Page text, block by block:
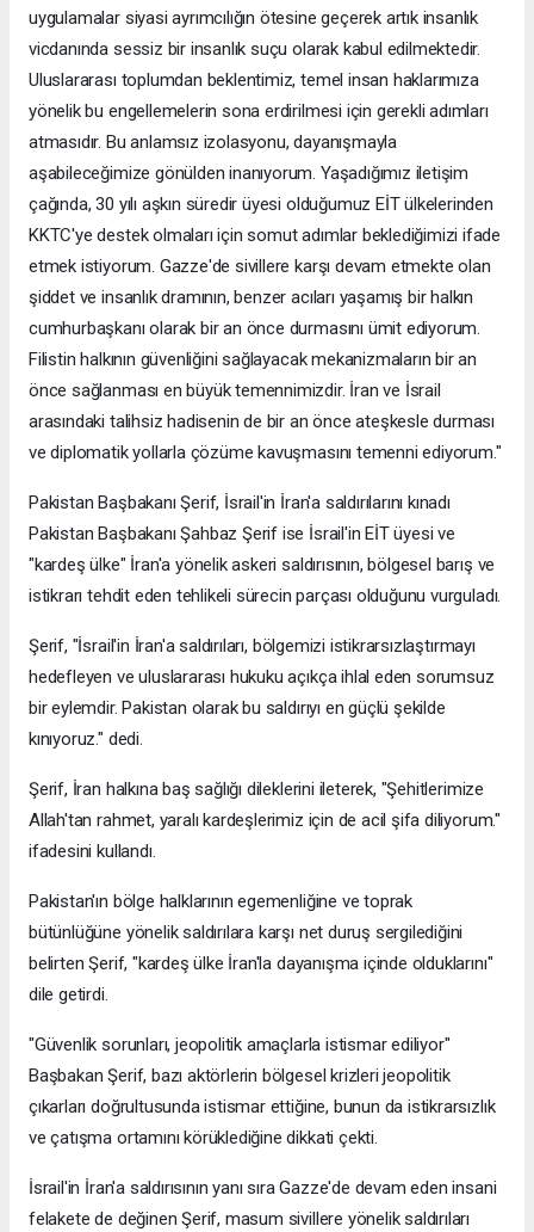
uygulamalar siyasi ayrımcılığın ötesine geçerek artık insanlık
vicdanında sessiz bir insanlık suçu olarak kabul edilmektedir.
Uluslararası toplumdan beklentimiz, temel insan haklarımıza
yönelik bu engellemelerin sona erdirilmesi için gerekli adımları
atmasıdır. Bu anlamsız izolasyonu, dayanışmayla
aşabileceğimize gönülden inanıyorum. Yaşadığımız iletişim
çağında, 30 yılı aşkın süredir üyesi olduğumuz EİT ülkelerinden
KKTC'ye destek olmaları için somut adımlar beklediğimizi ifade
etmek istiyorum. Gazze'de sivillere karşı devam etmekte olan
şiddet ve insanlık dramının, benzer acıları yaşamış bir halkın
cumhurbaşkanı olarak bir an önce durmasını ümit ediyorum.
Filistin halkının güvenliğini sağlayacak mekanizmaların bir an
önce sağlanması en büyük temennimizdir. İran ve İsrail
arasındaki talihsiz hadisenin de bir an önce ateşkesle durması
ve diplomatik yollarla çözüme kavuşmasını temenni ediyorum."
Pakistan Başbakanı Şerif, İsrail'in İran'a saldırılarını kınadı
Pakistan Başbakanı Şahbaz Şerif ise İsrail'in EİT üyesi ve
"kardeş ülke" İran'a yönelik askeri saldırısının, bölgesel barış ve
istikrarı tehdit eden tehlikeli sürecin parçası olduğunu vurguladı.
Şerif, "İsrail'in İran'a saldırıları, bölgemizi istikrarsızlaştırmayı
hedefleyen ve uluslararası hukuku açıkça ihlal eden sorumsuz
bir eylemdir. Pakistan olarak bu saldırıyı en güçlü şekilde
kınıyoruz." dedi.
Şerif, İran halkına baş sağlığı dileklerini ileterek, "Şehitlerimize
Allah'tan rahmet, yaralı kardeşlerimiz için de acil şifa diliyorum."
ifadesini kullandı.
Pakistan'ın bölge halklarının egemenliğine ve toprak
bütünlüğüne yönelik saldırılara karşı net duruş sergilediğini
belirten Şerif, "kardeş ülke İran'la dayanışma içinde olduklarını"
dile getirdi.
"Güvenlik sorunları, jeopolitik amaçlarla istismar ediliyor"
Başbakan Şerif, bazı aktörlerin bölgesel krizleri jeopolitik
çıkarları doğrultusunda istismar ettiğine, bunun da istikrarsızlık
ve çatışma ortamını körüklediğine dikkati çekti.
İsrail'in İran'a saldırısının yanı sıra Gazze'de devam eden insani
felakete de değinen Şerif, masum sivillere yönelik saldırıları